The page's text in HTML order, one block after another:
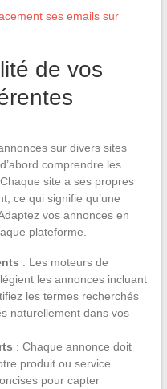
ses emails sur
de vos
sur divers sites
comprendre les
site a ses propres
ce qui signifie qu’une
vos annonces en
plateforme.
: Les moteurs de
les annonces incluant
les termes recherchés
naturellement dans vos
: Chaque annonce doit
produit ou service.
pour capter